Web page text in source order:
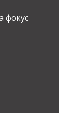
фокус